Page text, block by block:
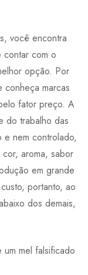
você encontra
contar com o
opção. Por
conheça marcas
fator preço. A
do trabalho das
nem controlado,
aroma, sabor
em grande
portanto, ao
dos demais,
mel falsificado